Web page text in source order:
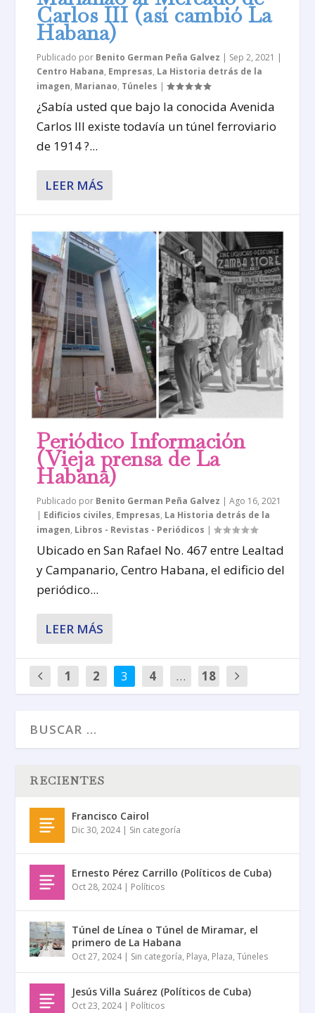
Carlos III (así cambió La
Habana)
Publicado por Benito German Peña Galvez | Sep 2, 2021 |
Centro Habana, Empresas, La Historia detrás de la
imagen, Marianao, Túneles |
¿Sabía usted que bajo la conocida Avenida
Carlos III existe todavía un túnel ferroviario
de 1914 ?...
LEER MÁS
Periódico Información
(Vieja prensa de La
Habana)
Publicado por Benito German Peña Galvez |Ago 16, 2021
| Edificios civiles, Empresas, La Historia detrás de la
imagen, Libros - Revistas - Periódicos |
Ubicado en San Rafael No. 467 entre Lealtad
y Campanario, Centro Habana, el edificio del
periódico...
LEER MÁS
1 2 3 4 … 18
RECIENTES
Francisco Cairol
Dic 30, 2024| Sin categoría
Ernesto Pérez Carrillo (Políticos de Cuba)
Oct 28, 2024| Políticos
Túnel de Línea o Túnel de Miramar, el
primero de La Habana
Oct 27, 2024| Sin categoría, Playa, Plaza,Túneles
Jesús Villa Suárez (Políticos de Cuba)
Oct 23, 2024| Políticos